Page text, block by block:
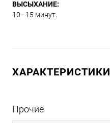
ВЫСЫХАНИЕ:
10 - 15 минут.
ХАРАКТЕРИСТИКИ
Прочие